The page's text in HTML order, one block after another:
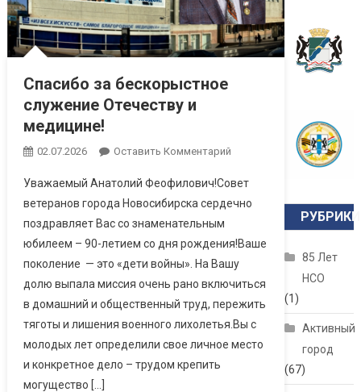
Спасибо за бескорыстное
служение Отечеству и
медицине!
02.07.2026 Оставить Комментарий
Уважаемый Анатолий Феофилович!Совет
ветеранов города Новосибирска сердечно
поздравляет Вас со знаменательным
юбилеем – 90-летием со дня рождения!Ваше
поколение — это «дети войны». На Вашу
долю выпала миссия очень рано включиться
в домашний и общественный труд, пережить
тяготы и лишения военного лихолетья.Вы с
молодых лет определили свое личное место
и конкретное дело – трудом крепить
могущество […]
РУБРИКИ
85 Лет
НСО
(1)
Активный
город
(67)